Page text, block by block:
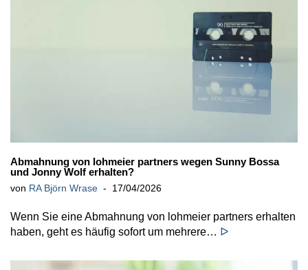
Abmahnung von lohmeier partners wegen Sunny Bossa
und Jonny Wolf erhalten?
von RA Björn Wrase 17/04/2026
Wenn Sie eine Abmahnung von lohmeier partners erhalten
haben, geht es häufig sofort um mehrere… ᐅ